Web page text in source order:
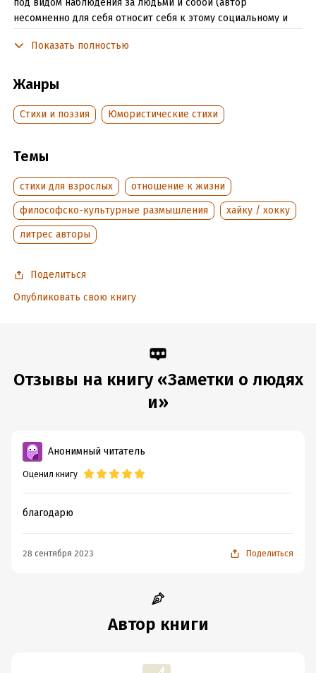
под видом наблюдения за людьми и собой (автор
несомненно для себя относит себя к этому социальному и
Подробная информация
Объем: 25992
Дата поступления:
Показать полностью
Жанры
Cтихи и поэзия Юмористические стихи
Темы
стихи для взрослых
отношение к жизни
философско-культурные размышления
хайку / хокку
литрес авторы
Поделиться
Опубликовать свою книгу
Отзывы на книгу «Заметки о людях
и»
Анонимный читатель
Оценил книгу
благодарю
28 сентября 2023 Поделиться
Автор книги